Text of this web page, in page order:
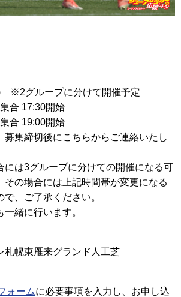
※2グループに分けて開催予定
合 17:30開始
合 19:00開始
集締切後にこちらからご連絡いたし
は3グループに分けての開催になる可
その場合には上記時間帯が変更になる
、ご了承ください。
緒に行います。
札幌東雁来グランド人工芝
ォームに必要事項を入力し、お申し込